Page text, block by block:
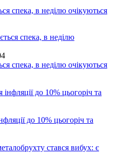
спека, в неділю очікуються
спека, в неділю очікуються
до 10% цьогоріч та